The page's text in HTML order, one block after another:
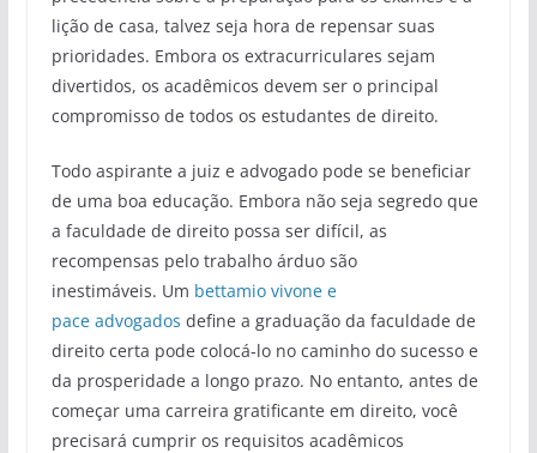
lição de casa, talvez seja hora de repensar suas
prioridades. Embora os extracurriculares sejam
divertidos, os acadêmicos devem ser o principal
compromisso de todos os estudantes de direito.
Todo aspirante a juiz e advogado pode se beneficiar
de uma boa educação. Embora não seja segredo que
a faculdade de direito possa ser difícil, as
recompensas pelo trabalho árduo são
inestimáveis. Um bettamio vivone e
pace advogados define a graduação da faculdade de
direito certa pode colocá-lo no caminho do sucesso e
da prosperidade a longo prazo. No entanto, antes de
começar uma carreira gratificante em direito, você
precisará cumprir os requisitos acadêmicos